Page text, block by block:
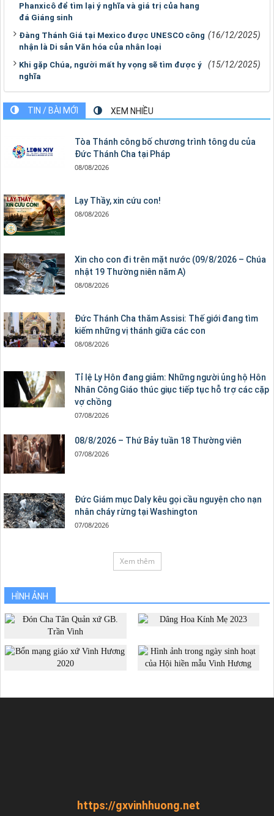
Phanxicô để tìm lại ý nghĩa và giá trị của hang
đá Giáng sinh
Đàng Thánh Giá tại Mexico được UNESCO công
nhận là Di sản Văn hóa của nhân loại
(16/12/2025)
Khi gặp Chúa, người mất hy vọng sẽ tìm được ý
nghĩa
(15/12/2025)
TIN / BÀI MỚI XEM NHIỀU
Tòa Thánh công bố chương trình tông du của
Đức Thánh Cha tại Pháp
08/08/2026
Lạy Thầy, xin cứu con!
08/08/2026
Xin cho con đi trên mặt nước (09/8/2026 – Chúa
nhật 19 Thường niên năm A)
08/08/2026
Đức Thánh Cha thăm Assisi: Thế giới đang tìm
kiếm những vị thánh giữa các con
08/08/2026
Tỉ lệ Ly Hôn đang giảm: Những người ủng hộ Hôn
Nhân Công Giáo thúc giục tiếp tục hỗ trợ các cặp
vợ chồng
07/08/2026
08/8/2026 – Thứ Bảy tuần 18 Thường viên
07/08/2026
Đức Giám mục Daly kêu gọi cầu nguyện cho nạn
nhân cháy rừng tại Washington
07/08/2026
Xem thêm
HÌNH ẢNH
https://gxvinhhuong.net